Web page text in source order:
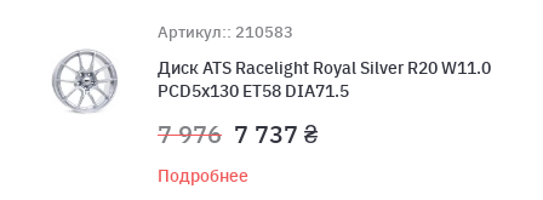
Артикул:: 210583
Диск ATS Racelight Royal Silver R20 W11.0
PCD5x130 ET58 DIA71.5
7 976 7 737 ₴
Подробнее